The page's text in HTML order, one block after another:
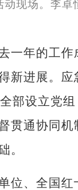
年的工作
新进展。
部设立党
贯通协同
。
、全国红